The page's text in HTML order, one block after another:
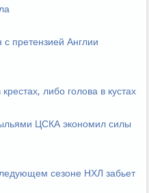
претензией Англии
либо голова в кустах
ЦСКА экономил силы
сезоне НХЛ забьет